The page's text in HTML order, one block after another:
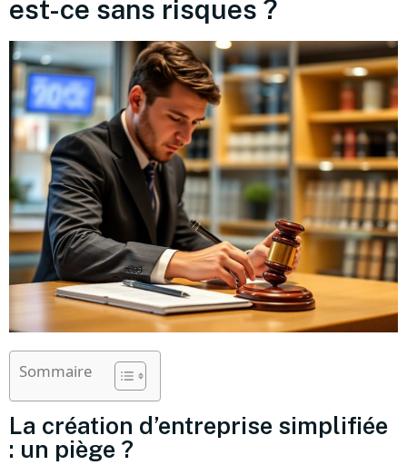
est-ce sans risques ?
Sommaire
La création d’entreprise simplifiée
: un piège ?